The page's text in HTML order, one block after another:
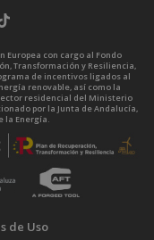
Europea con cargo al Fondo
Transformación y Resiliencia,
de incentivos ligados al
renovable, así como la
residencial del Ministerio
por la Junta de Andalucía,
la Energía.
de Uso